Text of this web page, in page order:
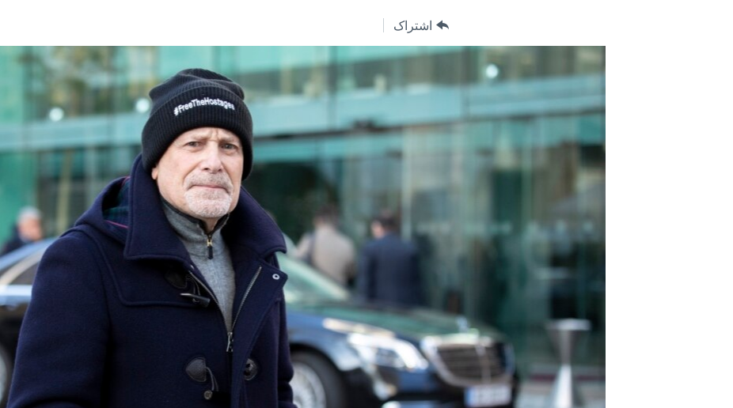
حمله جمهوری اسلامی به اسرائیل
اعتراضات زن، زندگی، آزادی
مجموعه مستندهای دادخواهی
قانون شفافیت دارائی کادر رهبری ایران
نرگس محمدی برنده جایزه نوبل صلح
همایش محافظه‌کاران آمریکا «سی‌پک»
اشتراک